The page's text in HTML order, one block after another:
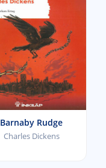
Barnaby Rudge
Charles Dickens